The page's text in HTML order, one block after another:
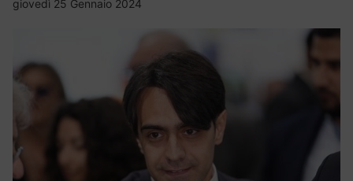
giovedì 25 Gennaio 2024